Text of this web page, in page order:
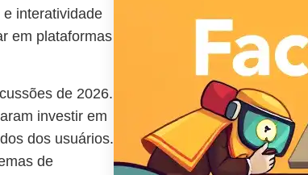
interatividade
em plataformas
de 2026.
investir em
dos usuários.
de